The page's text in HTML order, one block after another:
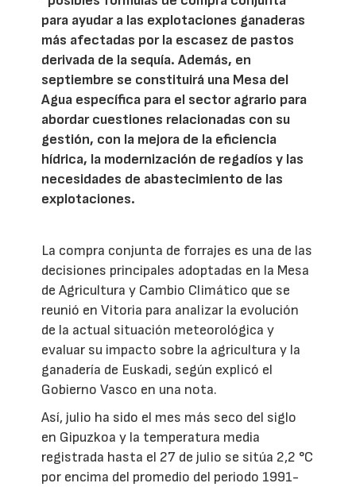
para ayudar a las explotaciones ganaderas
más afectadas por la escasez de pastos
derivada de la sequía. Además, en
septiembre se constituirá una Mesa del
Agua específica para el sector agrario para
abordar cuestiones relacionadas con su
gestión, con la mejora de la eficiencia
hídrica, la modernización de regadíos y las
necesidades de abastecimiento de las
explotaciones.
La compra conjunta de forrajes es una de las
decisiones principales adoptadas en la Mesa
de Agricultura y Cambio Climático que se
reunió en Vitoria para analizar la evolución
de la actual situación meteorológica y
evaluar su impacto sobre la agricultura y la
ganadería de Euskadi, según explicó el
Gobierno Vasco en una nota.
Así, julio ha sido el mes más seco del siglo
en Gipuzkoa y la temperatura media
registrada hasta el 27 de julio se sitúa 2,2 °C
por encima del promedio del periodo 1991-